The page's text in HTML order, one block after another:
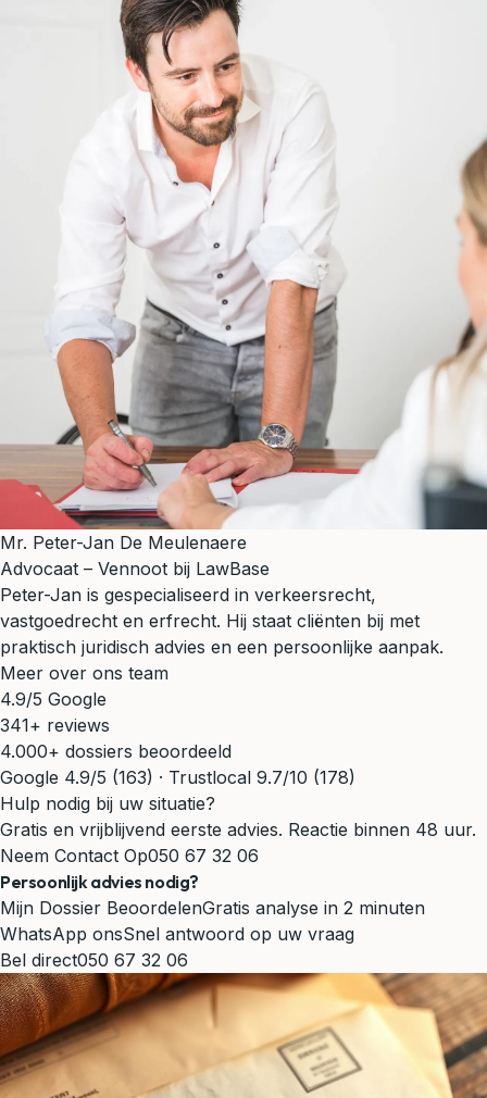
Mr. Peter-Jan De Meulenaere
Advocaat – Vennoot bij LawBase
Peter-Jan is gespecialiseerd in verkeersrecht,
vastgoedrecht en erfrecht. Hij staat cliënten bij met
praktisch juridisch advies en een persoonlijke aanpak.
Meer over ons team
4.9/5 Google
341+ reviews
4.000+ dossiers beoordeeld
Google 4.9/5 (163) · Trustlocal 9.7/10 (178)
Hulp nodig bij uw situatie?
Gratis en vrijblijvend eerste advies. Reactie binnen 48 uur.
Neem Contact Op050 67 32 06
Persoonlijk advies nodig?
Mijn Dossier BeoordelenGratis analyse in 2 minuten
WhatsApp onsSnel antwoord op uw vraag
Bel direct050 67 32 06